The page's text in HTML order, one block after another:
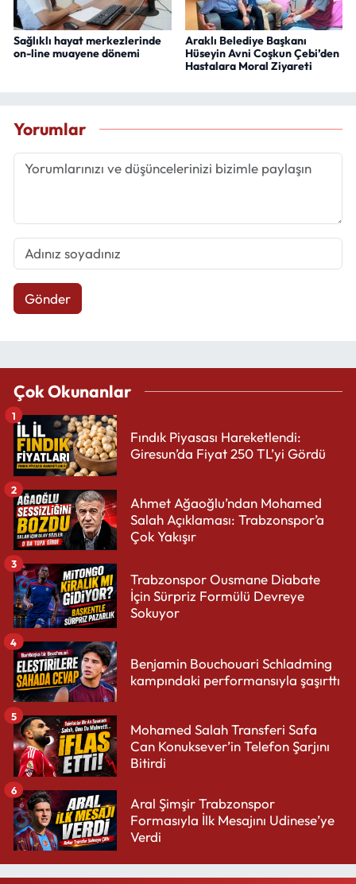
Sağlıklı hayat merkezlerinde
on-line muayene dönemi
Araklı Belediye Başkanı
Hüseyin Avni Coşkun Çebi’den
Hastalara Moral Ziyareti
Yorumlar
Gönder
Çok Okunanlar
Fındık Piyasası Hareketlendi:
Giresun’da Fiyat 250 TL’yi Gördü
1
Ahmet Ağaoğlu’ndan Mohamed
Salah Açıklaması: Trabzonspor’a
Çok Yakışır
2
Trabzonspor Ousmane Diabate
İçin Sürpriz Formülü Devreye
Sokuyor
3
Benjamin Bouchouari Schladming
kampındaki performansıyla şaşırttı
4
Mohamed Salah Transferi Safa
Can Konuksever’in Telefon Şarjını
Bitirdi
5
Aral Şimşir Trabzonspor
Formasıyla İlk Mesajını Udinese’ye
Verdi
6